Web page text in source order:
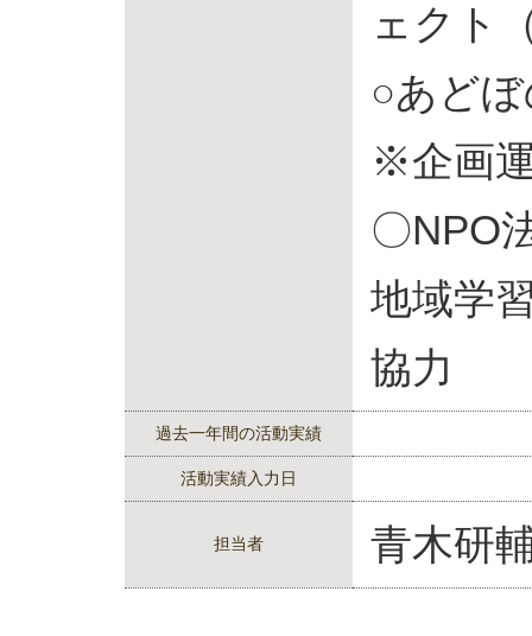
ェクト
○あど
※企画
〇NPO
地域学
協力
過去一年間の活動実績
活動実績入力日
担当者 青木研